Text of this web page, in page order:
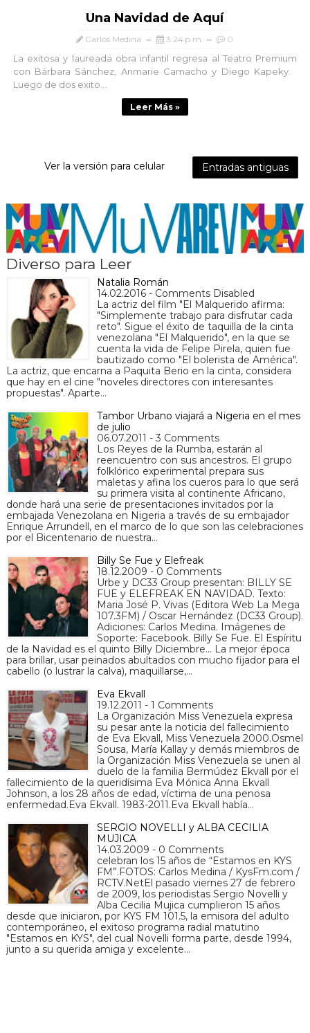
Una Navidad de Aquí
Carlos Medina 3:24 p.m. 0
La exitosa y laureada obra infantil regresa al Teatro Premium
con Bárbara Sánchez, Anmarie Camacho y Diego Kapeky.
Luego de dos exito...
Leer Más »
Entradas antiguas
Ver la versión para celular
Diverso para Leer
Natalia Román
14.02.2016 - Comments Disabled
La actriz del film "El Malquerido afirma:
"Simplemente trabajo para disfrutar cada
reto". Sigue el éxito de taquilla de la cinta
venezolana "El Malquerido", en la que se
cuenta la vida de Felipe Pirela, quien fue
bautizado como "El bolerista de América".
La actriz, que encarna a Paquita Berio en la cinta, considera
que hay en el cine "noveles directores con interesantes
propuestas". Aparte…
Tambor Urbano viajará a Nigeria en el mes
de julio
06.07.2011 - 3 Comments
Los Reyes de la Rumba, estarán al
reencuentro con sus ancestros. El grupo
folklórico experimental prepara sus
maletas y afina los cueros para lo que será
su primera visita al continente Africano,
donde hará una serie de presentaciones invitados por la
embajada Venezolana en Nigeria a través de su embajador
Enrique Arrundell, en el marco de lo que son las celebraciones
por el Bicentenario de nuestra…
Billy Se Fue y Elefreak
18.12.2009 - 0 Comments
Urbe y DC33 Group presentan: BILLY SE
FUE y ELEFREAK EN NAVIDAD. Texto:
Maria José P. Vivas (Editora Web La Mega
107.3FM) / Oscar Hernández (DC33 Group).
Adiciones: Carlos Medina. Imágenes de
Soporte: Facebook. Billy Se Fue. El Espíritu
de la Navidad es el quinto Billy Diciembre… La mejor época
para brillar, usar peinados abultados con mucho fijador para el
cabello (o lustrar la calva), maquillarse,…
Eva Ekvall
19.12.2011 - 1 Comments
La Organización Miss Venezuela expresa
su pesar ante la noticia del fallecimiento
de Eva Ekvall, Miss Venezuela 2000.Osmel
Sousa, María Kallay y demás miembros de
la Organización Miss Venezuela se unen al
duelo de la familia Bermúdez Ekvall por el
fallecimiento de la queridísima Eva Mónica Anna Ekvall
Johnson, a los 28 años de edad, víctima de una penosa
enfermedad.Eva Ekvall. 1983-2011.Eva Ekvall había…
SERGIO NOVELLI y ALBA CECILIA
MUJICA
14.03.2009 - 0 Comments
celebran los 15 años de “Estamos en KYS
FM”.FOTOS: Carlos Medina / KysFm.com /
RCTV.NetEl pasado viernes 27 de febrero
de 2009, los periodistas Sergio Novelli y
Alba Cecilia Mujica cumplieron 15 años
desde que iniciaron, por KYS FM 101.5, la emisora del adulto
contemporáneo, el exitoso programa radial matutino
"Estamos en KYS", del cual Novelli forma parte, desde 1994,
junto a su querida amiga y excelente…